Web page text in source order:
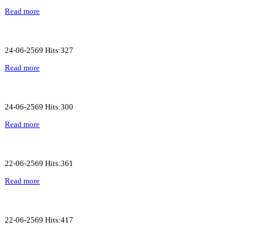
Read more
24-06-2569 Hits:327
Read more
24-06-2569 Hits:300
Read more
22-06-2569 Hits:361
Read more
22-06-2569 Hits:417